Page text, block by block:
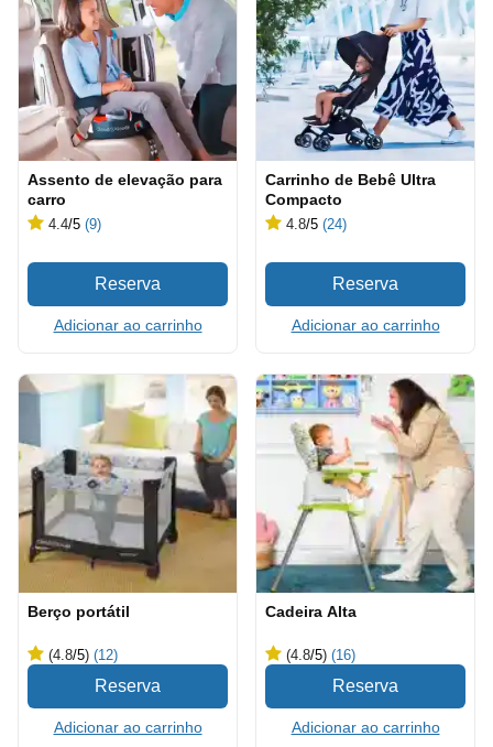
Assento de elevação para
carro
4.4/5 (9)
Adicionar ao carrinho
Carrinho de Bebê Ultra
Compacto
4.8/5 (24)
Adicionar ao carrinho
Berço portátil
(4.8/5) (12)
Adicionar ao carrinho
Cadeira Alta
(4.8/5) (16)
Adicionar ao carrinho